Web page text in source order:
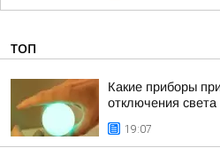
ТОП
Какие приборы
отключения
19:07